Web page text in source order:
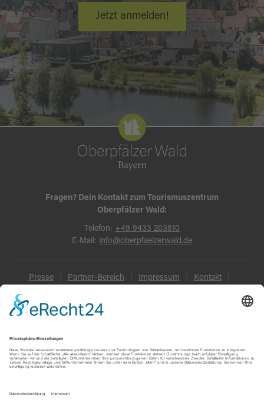
Jetzt anmelden!
Fragen? Dein Kontakt zum Tourismuszentrum
Oberpfälzer Wald:
Telefon: +49 9433 203810
E-Mail: info@oberpfaelzerwald.de
Presse Partner-Bereich Impressum Kontakt
Datenschutz